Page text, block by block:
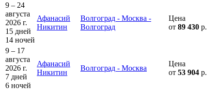
9 – 24
августа
2026 г.
15 дней
14 ночей
Афанасий
Никитин
Волгоград - Москва -
Волгоград
Цена
от 89 430 р.
9 – 17
августа
2026 г.
7 дней
6 ночей
Афанасий
Никитин
Волгоград - Москва
Цена
от 53 904 р.